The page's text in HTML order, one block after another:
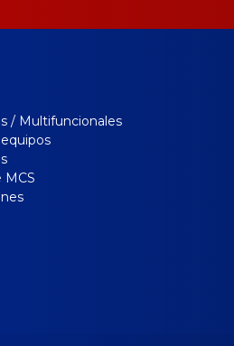
/ Multifuncionales
MCS